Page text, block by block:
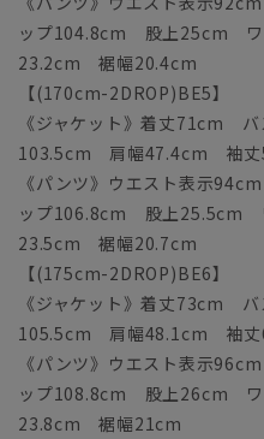
ップ104.8cm 股上25cm
23.2cm 裾幅20.4cm
【(170cm-2DROP)BE5】
《ジャケット》着丈71cm
103.5cm 肩幅47.4cm 袖丈
《パンツ》ウエスト表示
ップ106.8cm 股上25.5cm
23.5cm 裾幅20.7cm
【(175cm-2DROP)BE6】
《ジャケット》着丈73cm
105.5cm 肩幅48.1cm 袖丈
《パンツ》ウエスト表示
ップ108.8cm 股上26cm
23.8cm 裾幅21cm